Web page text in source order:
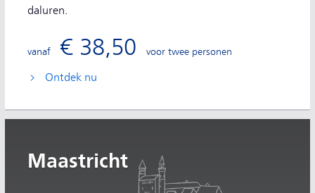
daluren.
vanaf € 38,50 voor twee personen
Ontdek nu
Maastricht